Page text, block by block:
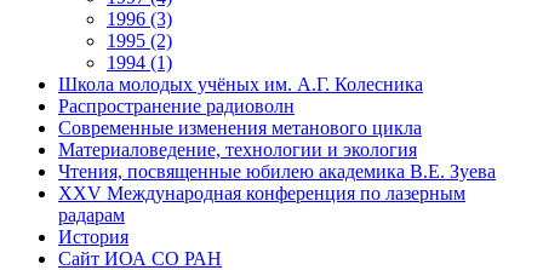
1996 (3)
1995 (2)
1994 (1)
Школа молодых учёных им. А.Г. Колесника
Распространение радиоволн
Современные изменения метанового цикла
Материаловедение, технологии и экология
Чтения, посвященные юбилею академика В.Е. Зуева
XXV Международная конференция по лазерным
радарам
История
Сайт ИОА СО РАН